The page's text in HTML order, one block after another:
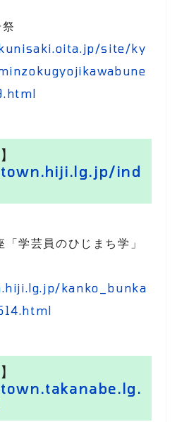
site/ky
ind
学芸員のひじまち学」
kanko_bunka